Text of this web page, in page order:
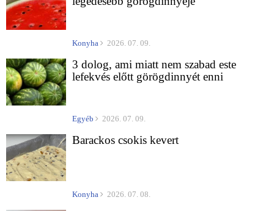
Konyha 2026. 07. 09.
3 dolog, ami miatt nem szabad este
lefekvés előtt görögdinnyét enni
Egyéb 2026. 07. 09.
Barackos csokis kevert
Konyha 2026. 07. 08.